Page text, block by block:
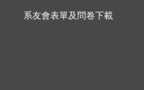
系友會表單及問卷下載